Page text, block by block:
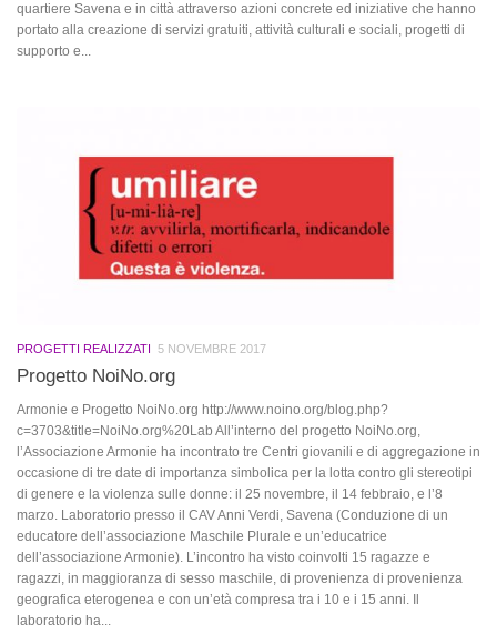
quartiere Savena e in città attraverso azioni concrete ed iniziative che hanno
portato alla creazione di servizi gratuiti, attività culturali e sociali, progetti di
supporto e...
PROGETTI REALIZZATI 5 NOVEMBRE 2017
Progetto NoiNo.org
Armonie e Progetto NoiNo.org http://www.noino.org/blog.php?
c=3703&title=NoiNo.org%20Lab All’interno del progetto NoiNo.org,
l’Associazione Armonie ha incontrato tre Centri giovanili e di aggregazione in
occasione di tre date di importanza simbolica per la lotta contro gli stereotipi
di genere e la violenza sulle donne: il 25 novembre, il 14 febbraio, e l’8
marzo. Laboratorio presso il CAV Anni Verdi, Savena (Conduzione di un
educatore dell’associazione Maschile Plurale e un’educatrice
dell’associazione Armonie). L’incontro ha visto coinvolti 15 ragazze e
ragazzi, in maggioranza di sesso maschile, di provenienza di provenienza
geografica eterogenea e con un’età compresa tra i 10 e i 15 anni. Il
laboratorio ha...